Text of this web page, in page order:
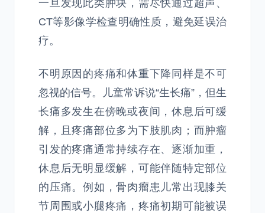
一旦发现此类肿块，需尽快通过超声、
CT等影像学检查明确性质，避免延误治
疗。
不明原因的疼痛和体重下降同样是不可
忽视的信号。儿童常诉说“生长痛”，但生
长痛多发生在傍晚或夜间，休息后可缓
解，且疼痛部位多为下肢肌肉；而肿瘤
引发的疼痛通常持续存在、逐渐加重，
休息后无明显缓解，可能伴随特定部位
的压痛。例如，骨肉瘤患儿常出现膝关
节周围或小腿疼痛，疼痛初期可能被误